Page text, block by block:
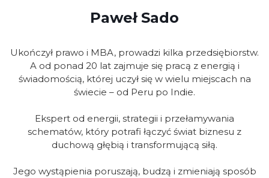
Paweł Sado
Ukończył prawo i MBA, prowadzi kilka przedsiębiorstw.
A od ponad 20 lat zajmuje się pracą z energią i
świadomością, której uczył się w wielu miejscach na
świecie – od Peru po Indie.
Ekspert od energii, strategii i przełamywania
schematów, który potrafi łączyć świat biznesu z
duchową głębią i transformującą siłą.
Jego wystąpienia poruszają, budzą i zmieniają sposób